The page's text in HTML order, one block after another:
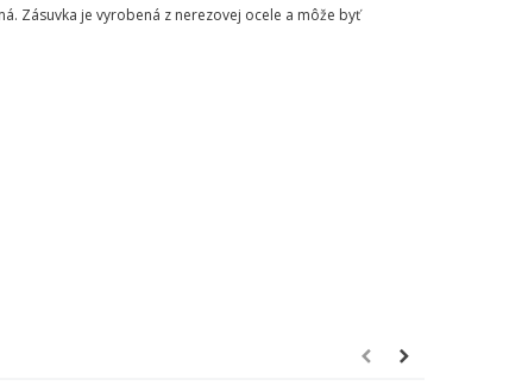
Zásuvka je vyrobená z nerezovej ocele a môže byť